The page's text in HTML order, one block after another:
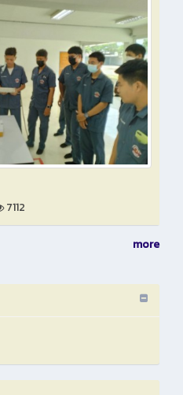
7112
more